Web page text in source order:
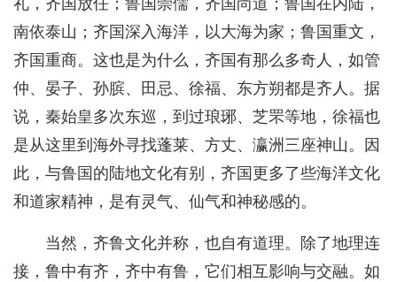
礼，齐国放任；鲁国崇儒，齐国尚道；鲁国在内陆，
南依泰山；齐国深入海洋，以大海为家；鲁国重文，
齐国重商。这也是为什么，齐国有那么多奇人，如管
仲、晏子、孙膑、田忌、徐福、东方朔都是齐人。据
说，秦始皇多次东巡，到过琅琊、芝罘等地，徐福也
是从这里到海外寻找蓬莱、方丈、瀛洲三座神山。因
此，与鲁国的陆地文化有别，齐国更多了些海洋文化
和道家精神，是有灵气、仙气和神秘感的。
当然，齐鲁文化并称，也自有道理。除了地理连
接，鲁中有齐，齐中有鲁，它们相互影响与交融。如